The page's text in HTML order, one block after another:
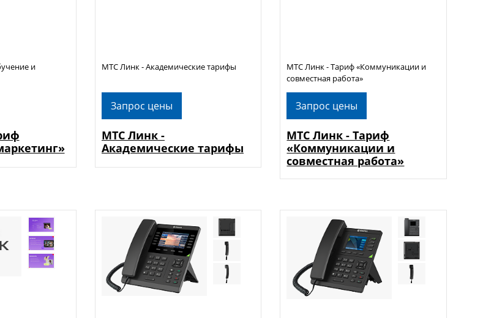
и
Запрос цены
МТС Линк -
Академические тарифы
МТС Линк - Академические тарифы
Запрос цены
МТС Линк - Тариф
«Коммуникации и
совместная работа»
МТС Линк - Тариф «Коммуникации и
совместная работа»